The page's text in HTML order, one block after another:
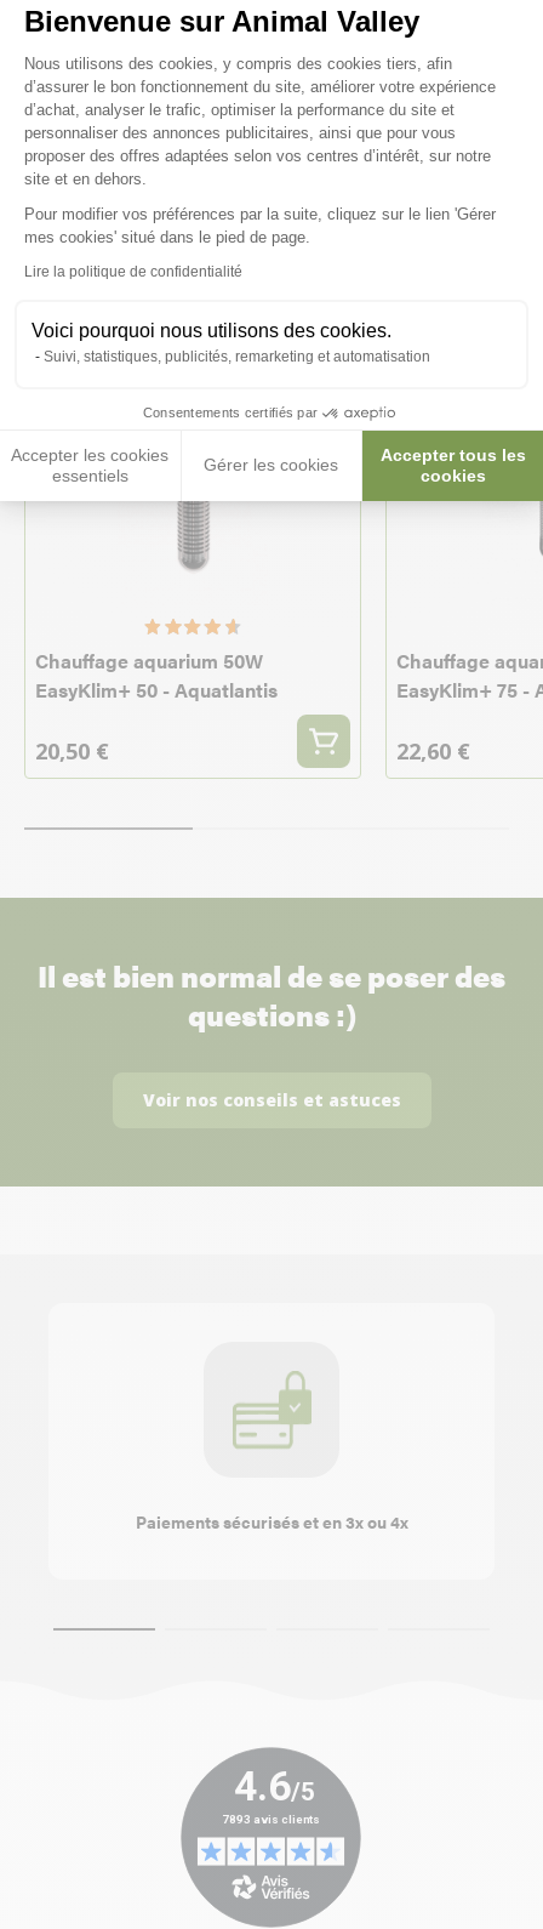
Bienvenue sur Animal Valley
Plateforme de Gestion du
Nous utilisons des cookies, y compris des cookies tiers, afin
d’assurer le bon fonctionnement du site, améliorer votre expérience
d’achat, analyser le trafic, optimiser la performance du site et
personnaliser des annonces publicitaires, ainsi que pour vous
proposer des offres adaptées selon vos centres d’intérêt, sur notre
site et en dehors.
Pour modifier vos préférences par la suite, cliquez sur le lien 'Gérer
mes cookies' situé dans le pied de page.
Lire la politique de confidentialité
Voici pourquoi nous utilisons des cookies.
Suivi, statistiques, publicités, remarketing et automatisation
Consentements certifiés par
Accepter les cookies
essentiels
Gérer les cookies
Accepter tous les
cookies
Axeptio consent
Ces produits peuvent vous
intéresser
Chauffage aquarium 50W
EasyKlim+ 50 - Aquatlantis
20,50 €
Chauffage
EasyKlim+ 75 -
22,60 €
Il est bien normal de se poser des
questions :)
Voir nos conseils et astuces
Paiements sécurisés et en 3x ou 4x